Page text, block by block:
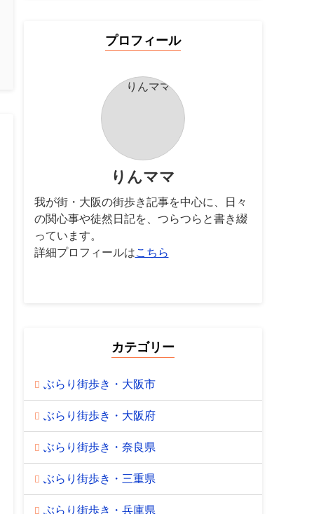
プロフィール
りんママ
我が街・大阪の街歩き記事を中心に、日々
の関心事や徒然日記を、つらつらと書き綴
っています。
詳細プロフィールはこちら
カテゴリー
ぶらり街歩き・大阪市
ぶらり街歩き・大阪府
ぶらり街歩き・奈良県
ぶらり街歩き・三重県
ぶらり街歩き・兵庫県